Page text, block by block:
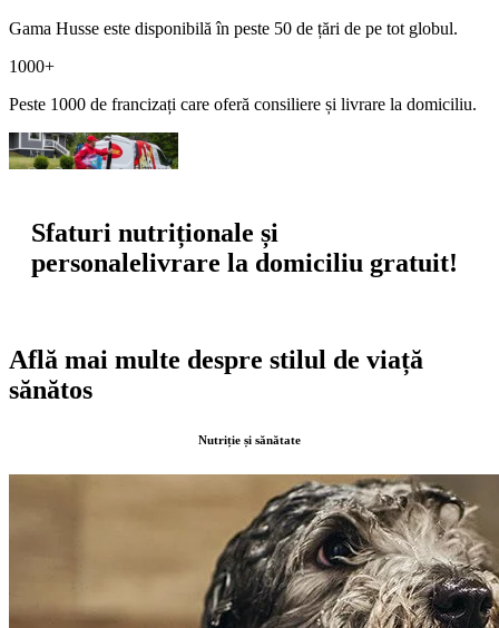
Gama Husse este disponibilă în peste 50 de țări de pe tot globul.
1000+
Peste 1000 de francizați care oferă consiliere și livrare la domiciliu.
Sfaturi nutriționale și
personalelivrare la domiciliu gratuit!
Află mai multe despre stilul de viață
sănătos
Nutriție și sănătate